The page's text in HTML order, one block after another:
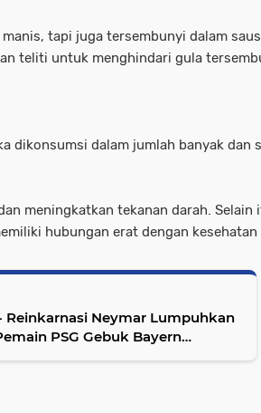
tapi juga tersembunyi dalam
teliti untuk menghindari gula
dikonsumsi dalam jumlah banyak dan
meningkatkan tekanan darah. Selain
hubungan erat dengan kesehatan
Reinkarnasi Neymar Lumpuhkan
PSG Gebuk Bayern